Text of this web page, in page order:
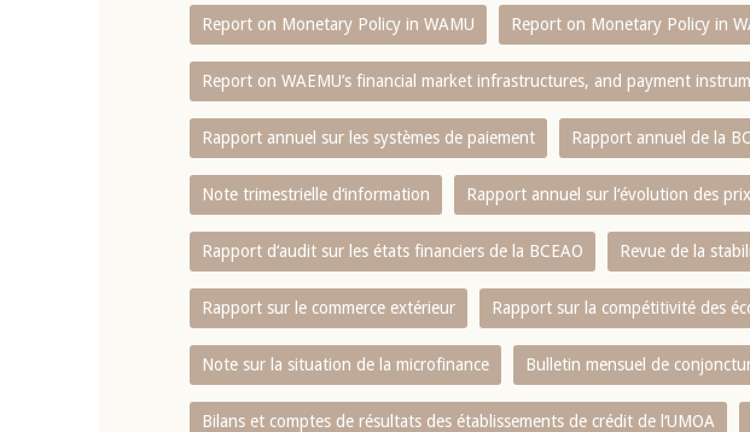
Report on Monetary Policy in WAMU Report on Monetary Policy in
Report on WAEMU’s financial market infrastructures, and payment
Rapport annuel sur les systèmes de paiement Rapport annuel de la
Note trimestrielle d‘information Rapport annuel sur l‘évolution des
Rapport d‘audit sur les états financiers de la BCEAO Revue de la
Rapport sur le commerce extérieur Rapport sur la compétitivité des
Note sur la situation de la microfinance Bulletin mensuel de
Bilans et comptes de résultats des établissements de crédit de l‘UMOA